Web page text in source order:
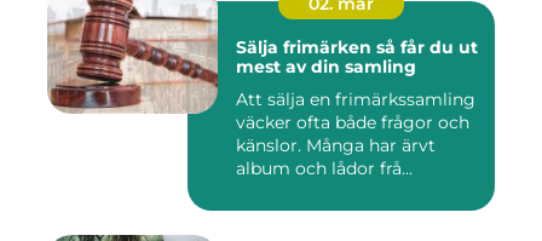
Sälja frimärken så får du ut
mest av din samling
Att sälja en frimärkssamling
väcker ofta både frågor och
känslor. Många har ärvt
album och lådor frå...